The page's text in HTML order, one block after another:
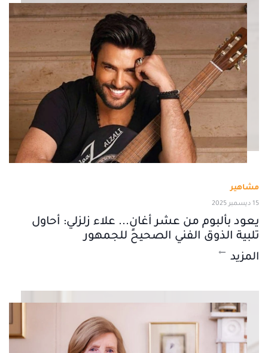
مشاهير
15 ديسمبر 2025
يعود بألبوم من عشر أغانٍ... علاء زلزلي: أحاول
تلبية الذوق الفني الصحيح للجمهور
المزيد